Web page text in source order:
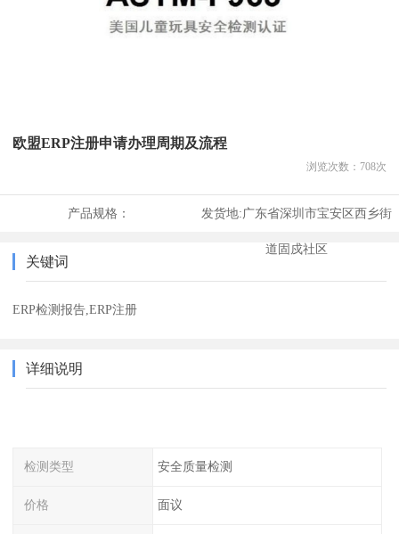
欧盟ERP注册申请办理周期及流程
浏览次数： 708次
产品规格： 发货地:广东省深圳市宝安区西乡街
道固戍社区
关键词
ERP检测报告,ERP注册
详细说明
检测类型 安全质量检测
价格 面议